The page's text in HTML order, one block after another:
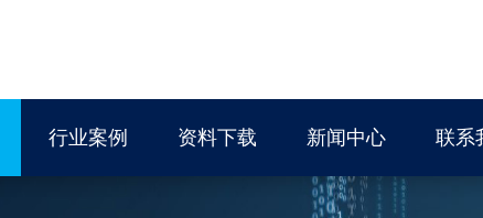
行业案例 资料下载 新闻中心 联系